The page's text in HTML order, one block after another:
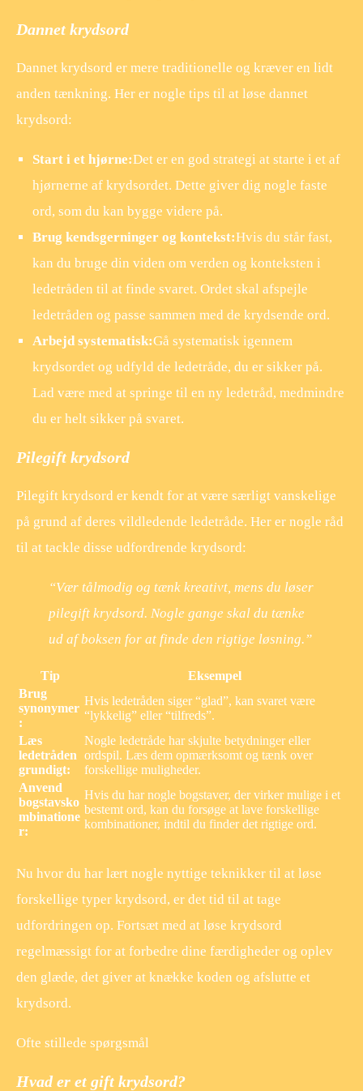
Dannet krydsord
Dannet krydsord er mere traditionelle og kræver en lidt
anden tænkning. Her er nogle tips til at løse dannet
krydsord:
Start i et hjørne:Det er en god strategi at starte i et af
hjørnerne af krydsordet. Dette giver dig nogle faste
ord, som du kan bygge videre på.
Brug kendsgerninger og kontekst:Hvis du står fast,
kan du bruge din viden om verden og konteksten i
ledetråden til at finde svaret. Ordet skal afspejle
ledetråden og passe sammen med de krydsende ord.
Arbejd systematisk:Gå systematisk igennem
krydsordet og udfyld de ledetråde, du er sikker på.
Lad være med at springe til en ny ledetråd, medmindre
du er helt sikker på svaret.
Pilegift krydsord
Pilegift krydsord er kendt for at være særligt vanskelige
på grund af deres vildledende ledetråde. Her er nogle råd
til at tackle disse udfordrende krydsord:
“Vær tålmodig og tænk kreativt, mens du løser
pilegift krydsord. Nogle gange skal du tænke
ud af boksen for at finde den rigtige løsning.”
Tip
Eksempel
Brug
synonymer
:
Hvis ledetråden siger “glad”, kan svaret være
“lykkelig” eller “tilfreds”.
Læs
ledetråden
grundigt:
Nogle ledetråde har skjulte betydninger eller
ordspil. Læs dem opmærksomt og tænk over
forskellige muligheder.
Anvend
bogstavsko
mbinatione
r:
Hvis du har nogle bogstaver, der virker mulige i et
bestemt ord, kan du forsøge at lave forskellige
kombinationer, indtil du finder det rigtige ord.
Nu hvor du har lært nogle nyttige teknikker til at løse
forskellige typer krydsord, er det tid til at tage
udfordringen op. Fortsæt med at løse krydsord
regelmæssigt for at forbedre dine færdigheder og oplev
den glæde, det giver at knække koden og afslutte et
krydsord.
Ofte stillede spørgsmål
Hvad er et gift krydsord?